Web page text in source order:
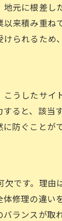
の比較術
るテクニック
を伝授
びのコツ
い項目
元に根差
来積み重
られるため
うしたサ
ると、該当
防ぐことがで
です。理
修理の違
ランスが取